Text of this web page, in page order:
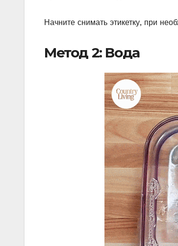
Начните снимать этикетку, при
Метод 2: Вода